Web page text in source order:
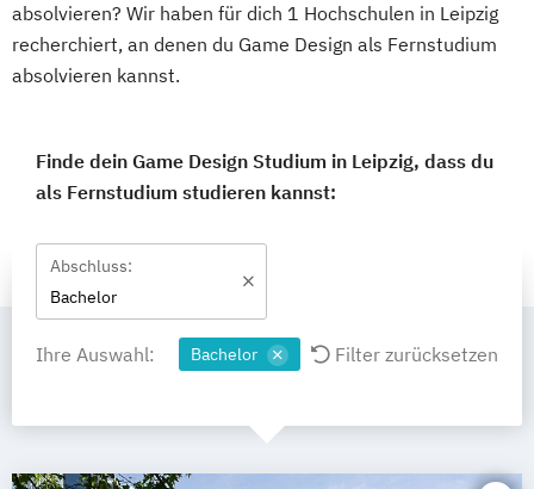
absolvieren? Wir haben für dich 1 Hochschulen in Leipzig
recherchiert, an denen du Game Design als Fernstudium
absolvieren kannst.
Finde dein Game Design Studium in Leipzig, dass du
als Fernstudium studieren kannst:
Abschluss:
Bachelor
Ihre Auswahl: Bachelor Filter zurücksetzen